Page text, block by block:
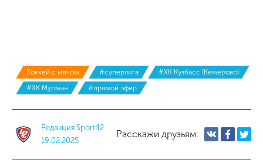
Хоккей с мячом #суперлига
#ХК Кузбасс (Кемерово)
#ХК Мурман
#прямой эфир
Редакция Sport42
19.02.2025
Расскажи друзьям: